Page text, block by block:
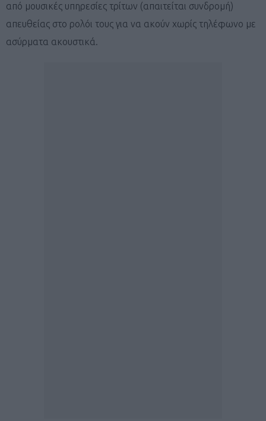
από μουσικές υπηρεσίες τρίτων (απαιτείται συνδρομή)
απευθείας στο ρολόι τους για να ακούν χωρίς τηλέφωνο με
ασύρματα ακουστικά.